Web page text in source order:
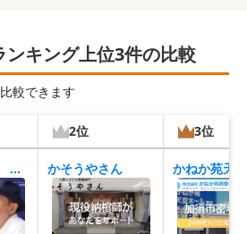
ンキング上位3件の比較
較できます
2位 3位
自由に家族葬 加須花崎 かそうやさん